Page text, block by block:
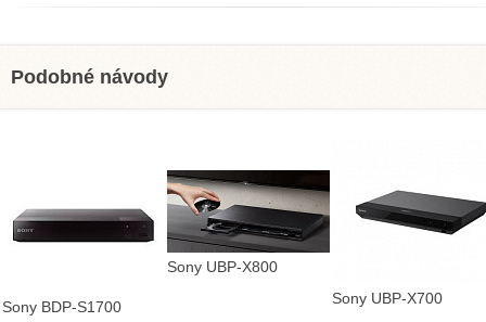
Podobné návody
Sony BDP-S1700
Sony UBP-X800
Sony UBP-X700